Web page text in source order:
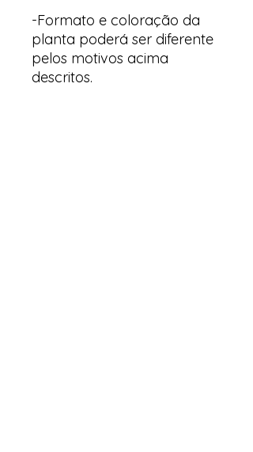
-Formato e coloração da
planta poderá ser diferente
pelos motivos acima
descritos.